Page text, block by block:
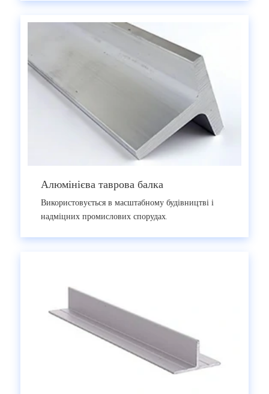
Алюмінієва таврова балка
Використовується в масштабному будівництві і
надміцних промислових спорудах.